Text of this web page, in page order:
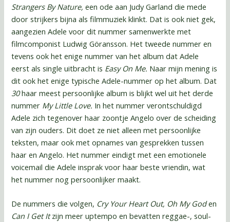
Strangers By Nature,een ode aan Judy Garland die mede
door strijkers bijna als filmmuziek klinkt. Dat is ook niet gek,
aangezien Adele voor dit nummer samenwerkte met
filmcomponist Ludwig Göransson. Het tweede nummer en
tevens ook het enige nummer van het album dat Adele
eerst als single uitbracht is Easy On Me. Naar mijn mening is
dit ook het enige typische Adele-nummer op het album. Dat
30haar meest persoonlijke album is blijkt wel uit het derde
nummer My Little Love. In het nummer verontschuldigd
Adele zich tegenover haar zoontje Angelo over de scheiding
van zijn ouders. Dit doet ze niet alleen met persoonlijke
teksten, maar ook met opnames van gesprekken tussen
haar en Angelo. Het nummer eindigt met een emotionele
voicemail die Adele insprak voor haar beste vriendin, wat
het nummer nog persoonlijker maakt.
De nummers die volgen, Cry Your Heart Out, Oh My Goden
Can I Get Itzijn meer uptempo en bevatten reggae-, soul-